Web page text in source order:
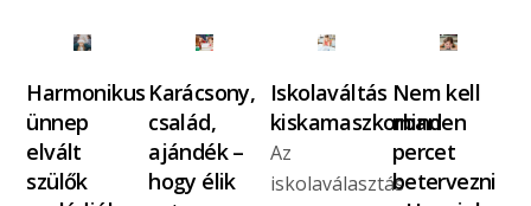
Harmonikus
ünnep
elvált
szülők
Karácsony,
család,
ajándék –
hogy élik
Iskolaváltás
kiskamaszkorban
Az
iskolaválasztás
Nem kell
minden
percet
betervezni